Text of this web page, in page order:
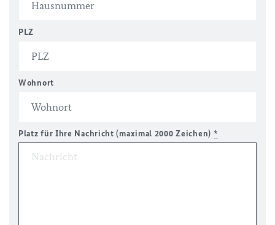
PLZ
Wohnort
Platz für Ihre Nachricht (maximal 2000 Zeichen) *